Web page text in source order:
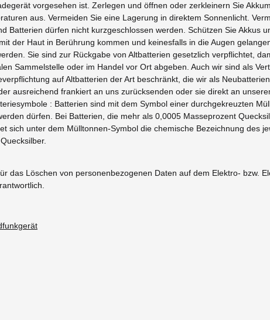
vorgesehen ist. Zerlegen und öffnen oder zerkleinern Sie
aus. Vermeiden Sie eine Lagerung in direktem Sonnenlicht.
Batterien dürfen nicht kurzgeschlossen werden. Schützen Sie Akkus
der Haut in Berührung kommen und keinesfalls in die Augen
Sie sind zur Rückgabe von Altbatterien gesetzlich verpflichtet,
Sammelstelle oder im Handel vor Ort abgeben. Auch wir sind als
auf Altbatterien der Art beschränkt, die wir als
ausreichend frankiert an uns zurücksenden oder sie direkt an
: Batterien sind mit dem Symbol einer durchgekreuzten
dürfen. Bei Batterien, die mehr als 0,0005 Masseprozent
sich unter dem Mülltonnen-Symbol die chemische Bezeichnung des
das Löschen von personenbezogenen Daten auf dem Elektro- bzw.